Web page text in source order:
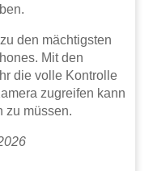
den mächtigsten
Mit den
die volle Kontrolle
zugreifen kann
zu müssen.